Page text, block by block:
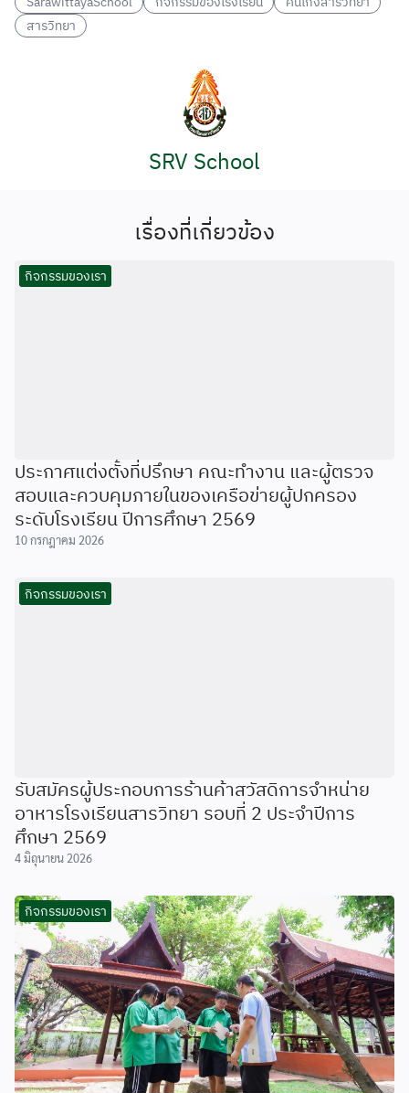
สารวิทยา
SRV School
เรื่องที่เกี่ยวข้อง
กิจกรรมของเรา
ประกาศแต่งตั้งที่ปรึกษา คณะทำงาน และผู้ตรวจ
สอบและควบคุมภายในของเครือข่ายผู้ปกครอง
ระดับโรงเรียน ปีการศึกษา 2569
10 กรกฎาคม 2026
กิจกรรมของเรา
รับสมัครผู้ประกอบการร้านค้าสวัสดิการจำหน่าย
อาหารโรงเรียนสารวิทยา รอบที่ 2 ประจำปีการ
ศึกษา 2569
4 มิถุนายน 2026
กิจกรรมของเรา